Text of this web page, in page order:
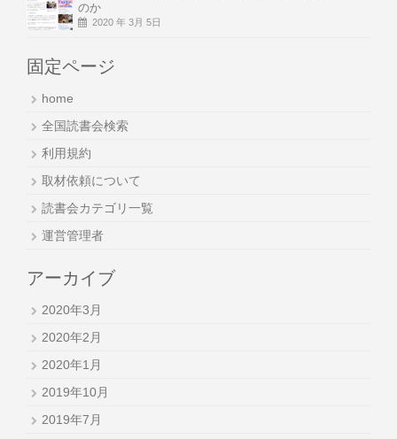
のか
2020 年 3月 5日
固定ページ
home
全国読書会検索
利用規約
取材依頼について
読書会カテゴリ一覧
運営管理者
アーカイブ
2020年3月
2020年2月
2020年1月
2019年10月
2019年7月